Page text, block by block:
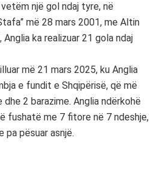
një gol ndaj tyre, në
më 28 mars 2001, me Altin
ka realizuar 21 gola ndaj
më 21 mars 2025, ku Anglia
e fundit e Shqipërisë, që më
2 barazime. Anglia ndërkohë
fushatë me 7 fitore në 7 ndeshje,
pa pësuar asnjë.